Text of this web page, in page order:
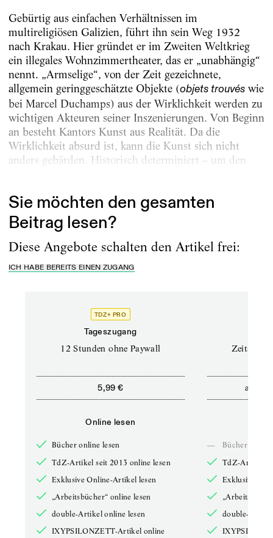
Gebürtig aus einfachen Verhältnissen im
multireligiösen Galizien, führt ihn sein Weg 1932
nach Krakau. Hier gründet er im Zweiten Weltkrieg
ein illegales Wohnzimmertheater, das er „unabhängig“
nennt. „Armselige“, von der Zeit gezeichnete,
allgemein geringgeschätzte Objekte (objets trouvéswie
bei Marcel Duchamps) aus der Wirklichkeit werden zu
wichtigen Akteuren seiner Inszenierungen. Von Beginn
an besteht Kantors Kunst aus Realität. Da die
Wirklichkeit absurd ist, kann die Kunst sich nicht
anders gebärden. Historisch determiniert – um den
Sie möchten den gesamten
Beitrag lesen?
Diese Angebote schalten den Artikel frei:
ICH HABE BEREITS EINEN ZUGANG
TDZ+ PRO
Tageszugang
12 Stunden ohne Paywall
5,99 €
Online lesen
Bücher online lesen
TdZ-Artikel seit 2013 online lesen
Exklusive Online-Artikel lesen
„Arbeitsbücher“ online lesen
double-Artikel online lesen
IXYPSILONZETT-Artikel online
ab
—
Bücher online
TdZ-Artikel
Exklusive
double-